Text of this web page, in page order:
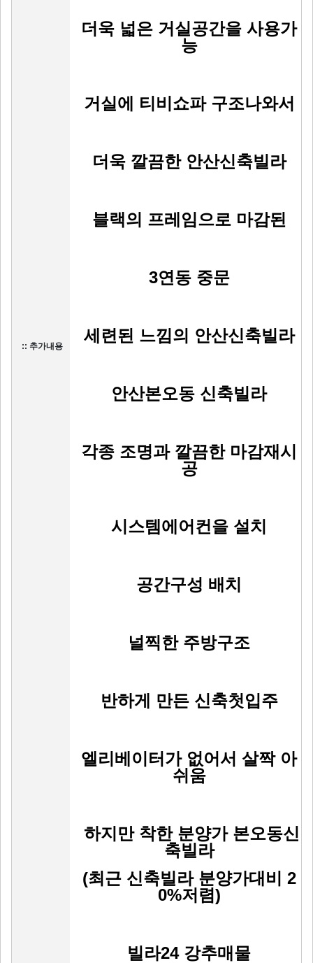
:: 추가내용
더욱 넓은 거실공간을 사용가
능
거실에 티비쇼파 구조나와서
더욱 깔끔한 안산신축빌라
​블랙의 프레임으로 마감된
3연동 중문
세련된 느낌의 안산신축빌라
안산본오동 신축빌라
각종 조명과 깔끔한 마감재시
공
시스템에어컨을 설치
공간구성 배치
널찍한 주방구조
반하게 만든 신축첫입주
엘리베이터가 없어서 살짝 아
쉬움
하지만 착한 분양가 본오동신
축빌라
(최근 신축빌라 분양가대비 2
0%저렴)
빌라24 강추매물